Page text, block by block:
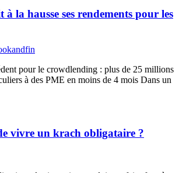
la hausse ses rendements pour les
pour le crowdlending : plus de 25 millions
à des PME en moins de 4 mois Dans un
vivre un krach obligataire ?